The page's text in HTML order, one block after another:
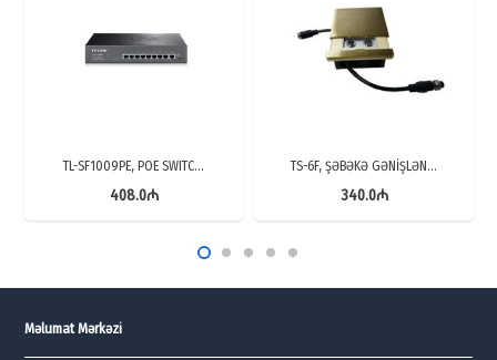
TL-SF1009PE, POE SWITC…
408.0₼
TS-6F, ŞƏBƏKƏ GƏNİŞLƏN…
340.0₼
Məlumat Mərkəzi